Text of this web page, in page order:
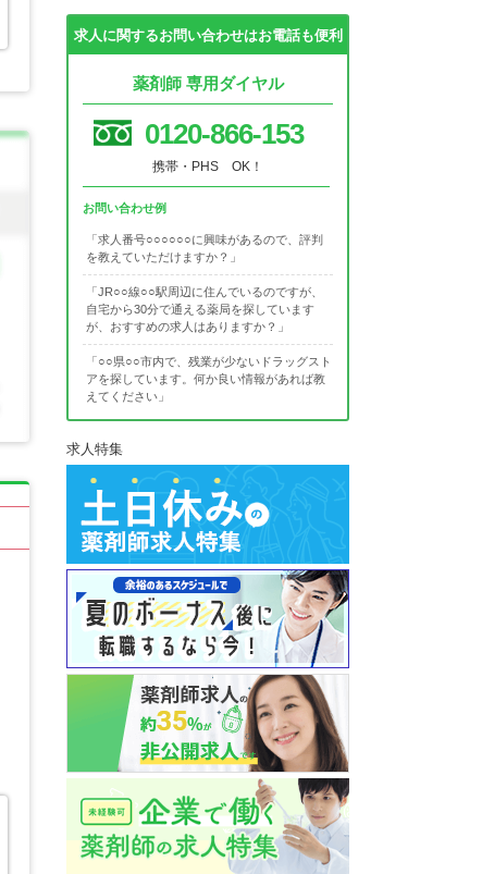
求人に関するお問い合わせはお電話も便利
薬剤師 専用ダイヤル
0120-866-153
携帯・PHS OK！
お問い合わせ例
「求人番号○○○○○○に興味があるので、評判
を教えていただけますか？」
「JR○○線○○駅周辺に住んでいるのですが、
自宅から30分で通える薬局を探しています
が、おすすめの求人はありますか？」
「○○県○○市内で、残業が少ないドラッグスト
アを探しています。何か良い情報があれば教
えてください」
求人特集